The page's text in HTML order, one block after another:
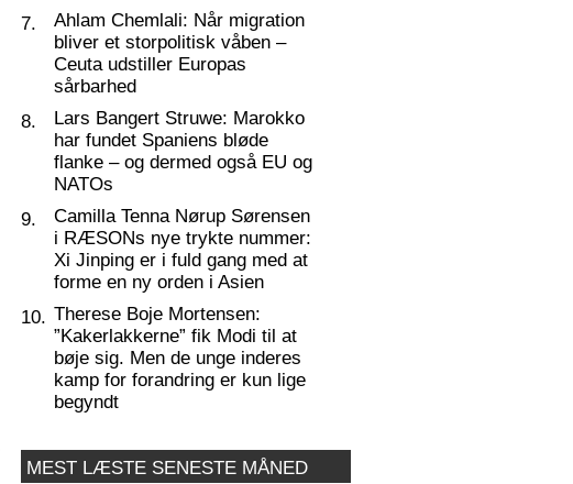
7.
Ahlam Chemlali: Når migration
bliver et storpolitisk våben –
Ceuta udstiller Europas
sårbarhed
8.
Lars Bangert Struwe: Marokko
har fundet Spaniens bløde
flanke – og dermed også EU og
NATOs
9.
Camilla Tenna Nørup Sørensen
i RÆSONs nye trykte nummer:
Xi Jinping er i fuld gang med at
forme en ny orden i Asien
10. Therese Boje Mortensen:
”Kakerlakkerne” fik Modi til at
bøje sig. Men de unge inderes
kamp for forandring er kun lige
begyndt
MEST LÆSTE SENESTE MÅNED